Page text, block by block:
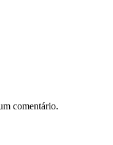
comentário.